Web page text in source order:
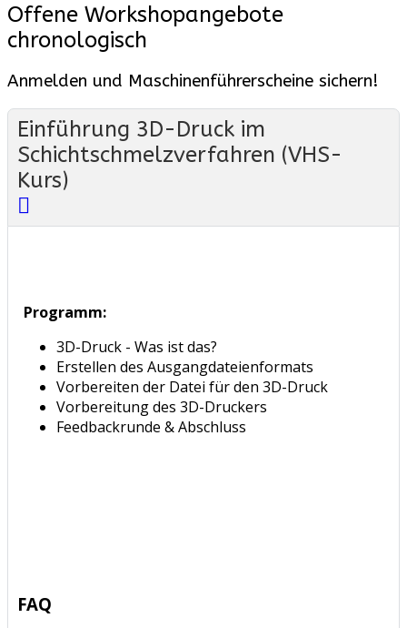
Offene Workshopangebote
chronologisch
Anmelden und Maschinenführerscheine sichern!
Einführung 3D-Druck im
Schichtschmelzverfahren (VHS-
Kurs)
Programm:
3D-Druck - Was ist das?
Erstellen des Ausgangdateienformats
Vorbereiten der Datei für den 3D-Druck
Vorbereitung des 3D-Druckers
Feedbackrunde & Abschluss
FAQ